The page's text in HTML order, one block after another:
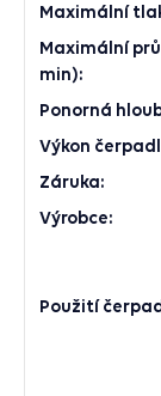
Maximální
Maximální
min):
Ponorná
Výkon
Záruka:
Výrobce:
Použití